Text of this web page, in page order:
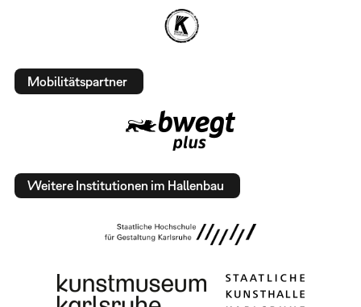
Mobilitätspartner
Weitere Institutionen im Hallenbau